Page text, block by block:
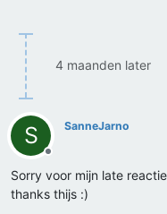
4 maanden later
S
Offline
SanneJarno
Sorry voor mijn late
thanks thijs :)